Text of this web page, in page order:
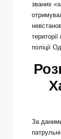
званих
поліції
За